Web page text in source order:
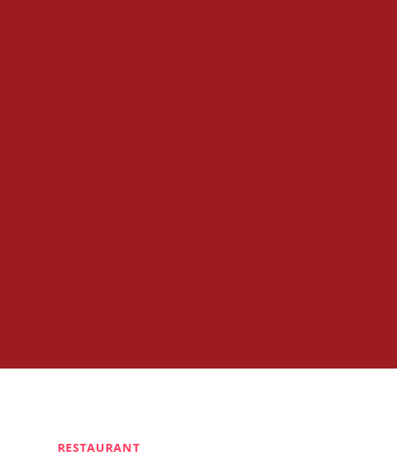
RESTAURANT